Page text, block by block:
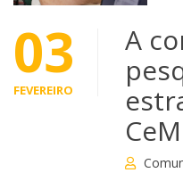
03
FEVEREIRO
A